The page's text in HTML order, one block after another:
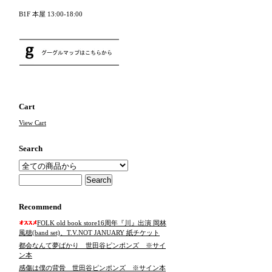
B1F 本屋 13:00-18:00
Cart
View Cart
Search
Recommend
FOLK old book store16周年『川』出演 岡林
風穂(band set)、T.V.NOT JANUARY 紙チケット
都会なんて夢ばかり 世田谷ピンポンズ ※サイ
ン本
感傷は僕の背骨 世田谷ピンポンズ ※サイン本